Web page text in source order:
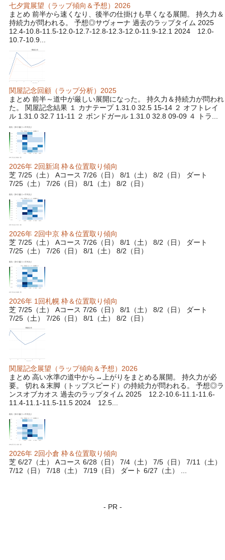
七夕賞展望（ラップ傾向＆予想）2026
まとめ 前半から速くなり、後半の仕掛けも早くなる展開。 持久力＆
持続力が問われる。 予想◎サヴォーナ 過去のラップタイム 2025
12.4-10.8-11.5-12.0-12.7-12.8-12.3-12.0-11.9-12.1 2024 12.0-
10.7-10.9...
関屋記念回顧（ラップ分析）2025
まとめ 前半～道中が厳しい展開になった。 持久力＆持続力が問われ
た。 関屋記念結果 １ カナテープ 1.31.0 32.5 15-14 ２ オフトレイ
ル 1.31.0 32.7 11-11 ２ ボンドガール 1.31.0 32.8 09-09 ４ トラ...
2026年 2回新潟 枠＆位置取り傾向
芝 7/25（土） Aコース 7/26（日） 8/1（土） 8/2（日） ダート
7/25（土） 7/26（日） 8/1（土） 8/2（日）
2026年 2回中京 枠＆位置取り傾向
芝 7/25（土） Aコース 7/26（日） 8/1（土） 8/2（日） ダート
7/25（土） 7/26（日） 8/1（土） 8/2（日）
2026年 1回札幌 枠＆位置取り傾向
芝 7/25（土） Aコース 7/26（日） 8/1（土） 8/2（日） ダート
7/25（土） 7/26（日） 8/1（土） 8/2（日）
関屋記念展望（ラップ傾向＆予想）2026
まとめ 高い水準の道中から→上がりをまとめる展開。 持久力が必
要。 切れ＆末脚（トップスピード）の持続力が問われる。 予想◎ラ
ンスオブカオス 過去のラップタイム 2025 12.2-10.6-11.1-11.6-
11.4-11.1-11.5-11.5 2024 12.5...
2026年 2回小倉 枠＆位置取り傾向
芝 6/27（土） Aコース 6/28（日） 7/4（土） 7/5（日） 7/11（土）
7/12（日） 7/18（土） 7/19（日） ダート 6/27（土） ...
- PR -